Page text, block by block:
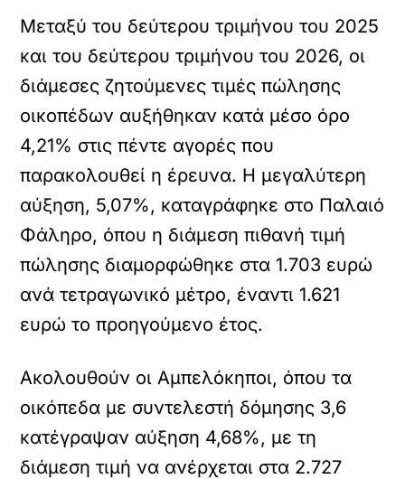
Μεταξύ του δεύτερου τριμήνου του 2025
και του δεύτερου τριμήνου του 2026, οι
διάμεσες ζητούμενες τιμές πώλησης
οικοπέδων αυξήθηκαν κατά μέσο όρο
4,21% στις πέντε αγορές που
παρακολουθεί η έρευνα. Η μεγαλύτερη
αύξηση, 5,07%, καταγράφηκε στο Παλαιό
Φάληρο, όπου η διάμεση πιθανή τιμή
πώλησης διαμορφώθηκε στα 1.703 ευρώ
ανά τετραγωνικό μέτρο, έναντι 1.621
ευρώ το προηγούμενο έτος.
Ακολουθούν οι Αμπελόκηποι, όπου τα
οικόπεδα με συντελεστή δόμησης 3,6
κατέγραψαν αύξηση 4,68%, με τη
διάμεση τιμή να ανέρχεται στα 2.727